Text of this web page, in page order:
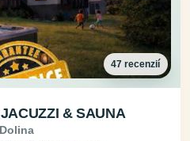
47 recenzií
& SAUNA